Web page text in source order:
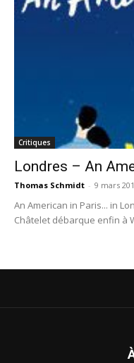
Critiques
Londres – An
Thomas Schmidt - 9 mars
An American in Paris... in
Châtelet débarque enfin à